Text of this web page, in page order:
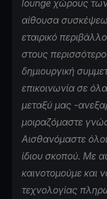
lounge χώρους
αίθουσα
εταιρικό
στους
δημιουργική
επικοινωνία σε
μεταξύ μας -
μοιραζόμαστε
Αισθανόμαστε
ίδιου σκοπού. Με
καινοτομούμε και
τεχνολογίας